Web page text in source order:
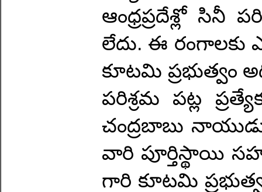
ఆంధ్రప్రదేశ్లో సినీ
లేదు. ఈ
కూటమి ప్రభుత్వం
పరిశ్రమ పట్ల
చంద్రబాబు
వారి పూర్తిస్థాయి
గారి కూటమి